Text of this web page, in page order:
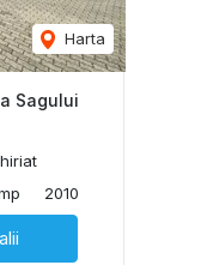
Harta
Sagului
2010